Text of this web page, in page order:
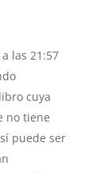
las 21:57
cuya
no tiene
puede ser